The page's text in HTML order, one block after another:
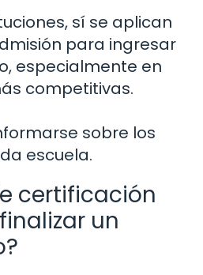
sí se aplican
para ingresar
especialmente en
competitivas.
sobre los
escuela.
certificación
un